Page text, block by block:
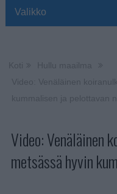
Valikko
Video: Venäläinen
metsässä hyvin